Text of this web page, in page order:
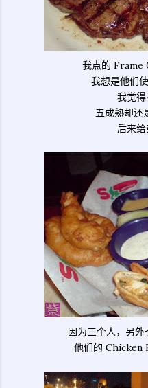
我点的 Frame
我想是他们
我觉
五成熟却还
后来
因为三个人，另
他们的 Chicken